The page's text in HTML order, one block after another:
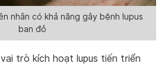
nhân có khả năng gây bệnh lupus
ban đỏ
trò kích hoạt lupus tiến triển